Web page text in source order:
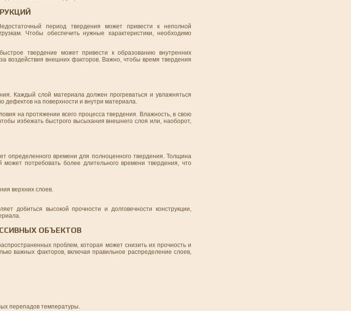
период твердения может привести к неполной
Чтобы обеспечить нужные характеристики, необходимо
твердение может привести к образованию внутренних
воздействия внешних факторов. Важно, чтобы время твердения
Каждый слой материала должен прогреваться и увлажняться
дефектов на поверхности и внутри материала.
на протяжении всего процесса твердения. Влажность, в свою
избежать быстрого высыхания внешнего слоя или, наоборот,
определенного времени для полноценного твердения. Толщина
потребовать более длительного времени твердения, что
верхних слоев.
добиться высокой прочности и долговечности конструкции,
ОБЪЕКТОВ
проблем, которая может снизить их прочность и
важных факторов, включая правильное распределение слоев,
перепадов температуры.